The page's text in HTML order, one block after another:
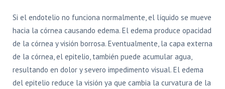
Si el endotelio no funciona normalmente, el líquido se mueve
hacia la córnea causando edema. El edema produce opacidad
de la córnea y visión borrosa. Eventualmente, la capa externa
de la córnea, el epitelio, también puede acumular agua,
resultando en dolor y severo impedimento visual. El edema
del epitelio reduce la visión ya que cambia la curvatura de la